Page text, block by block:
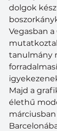
dolgok
Vegasban a
tanulmány
Majd a
élethű